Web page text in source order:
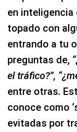
en inteligencia
topado con
entrando a tu
preguntas de,
el tráfico?”,
entre otras.
conoce como
evitadas por